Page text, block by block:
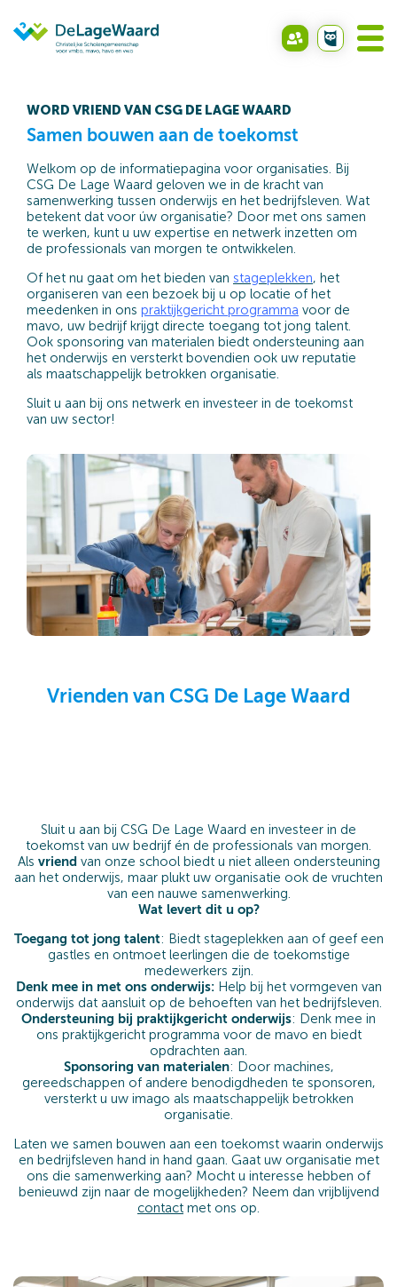
WORD VRIEND VAN CSG DE LAGE WAARD
Samen bouwen aan de toekomst
Welkom op de informatiepagina voor organisaties. Bij
CSG De Lage Waard geloven we in de kracht van
samenwerking tussen onderwijs en het bedrijfsleven. Wat
betekent dat voor úw organisatie? Door met ons samen
te werken, kunt u uw expertise en netwerk inzetten om
de professionals van morgen te ontwikkelen.
Of het nu gaat om het bieden van stageplekken, het
organiseren van een bezoek bij u op locatie of het
meedenken in ons praktijkgericht programma voor de
mavo, uw bedrijf krijgt directe toegang tot jong talent.
Ook sponsoring van materialen biedt ondersteuning aan
het onderwijs en versterkt bovendien ook uw reputatie
als maatschappelijk betrokken organisatie.
Sluit u aan bij ons netwerk en investeer in de toekomst
van uw sector!
Vrienden van CSG De Lage Waard
Sluit u aan bij CSG De Lage Waard en investeer in de
toekomst van uw bedrijf én de professionals van morgen.
Als vriendvan onze school biedt u niet alleen ondersteuning
aan het onderwijs, maar plukt uw organisatie ook de vruchten
van een nauwe samenwerking.
Wat levert dit u op?
Toegang tot jong talent: Biedt stageplekken aan of geef een
gastles en ontmoet leerlingen die de toekomstige
medewerkers zijn.
Denk mee in met ons onderwijs:Help bij het vormgeven van
onderwijs dat aansluit op de behoeften van het bedrijfsleven.
Ondersteuning bij praktijkgericht onderwijs: Denk mee in
ons praktijkgericht programma voor de mavo en biedt
opdrachten aan.
Sponsoring van materialen: Door machines,
gereedschappen of andere benodigdheden te sponsoren,
versterkt u uw imago als maatschappelijk betrokken
organisatie.
Laten we samen bouwen aan een toekomst waarin onderwijs
en bedrijfsleven hand in hand gaan. Gaat uw organisatie met
ons die samenwerking aan? Mocht u interesse hebben of
benieuwd zijn naar de mogelijkheden? Neem dan vrijblijvend
contact met ons op.